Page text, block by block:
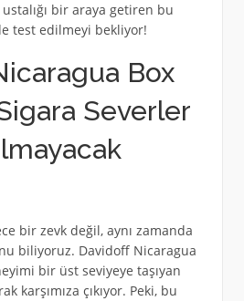
ustalığı bir araya getiren bu
test edilmeyi bekliyor!
Box
Severler
bir zevk değil, aynı zamanda
biliyoruz. Davidoff Nicaragua
bir üst seviyeye taşıyan
karşımıza çıkıyor. Peki, bu